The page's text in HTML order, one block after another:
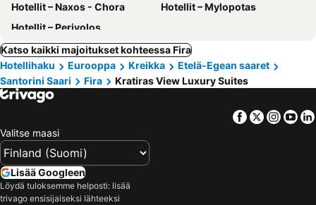
Hotellit – Naxos - Chora
Hotellit – Mylopotas
Hotellit – Perivolos
Katso kaikki majoitukset kohteessa Fira
Hotellihaku
Eurooppa Kreikka
Etelä-Egean saaret
Santorini Saari
Fira Kratiras View Luxury Suites
Facebook
Twitter
Valitse maasi
Lisää Googleen
Löydä tuloksemme helposti: lisää
trivago ensisijaiseksi lähteeksi